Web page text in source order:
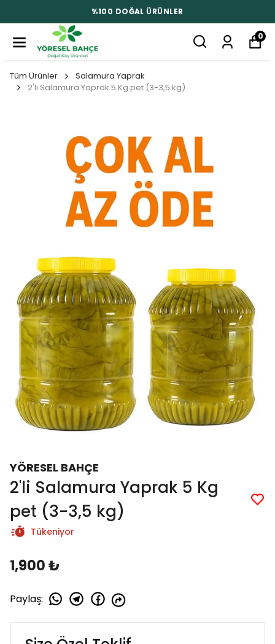
%100 DOĞAL ÜRÜNLER
0
Tüm Ürünler
Salamura Yaprak
2'li Salamura Yaprak 5 Kg pet (3-3,5 kg)
YÖRESEL BAHÇE
2'li Salamura Yaprak 5 Kg
pet (3-3,5 kg)
Tükeniyor
1,900 ₺
Paylaş: